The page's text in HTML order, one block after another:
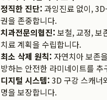
정직한 진단: 과잉진료 없이,
권을 존중합니다.
치과전문의협진: 보철, 교정, 보
치료 계획을 수립합니다.
최소 삭제 원칙: 자연치아 보존
방하는 안전한 라미네이트를 추
디지털 시스템: 3D 구강 스캐너
명을 보장합니다.